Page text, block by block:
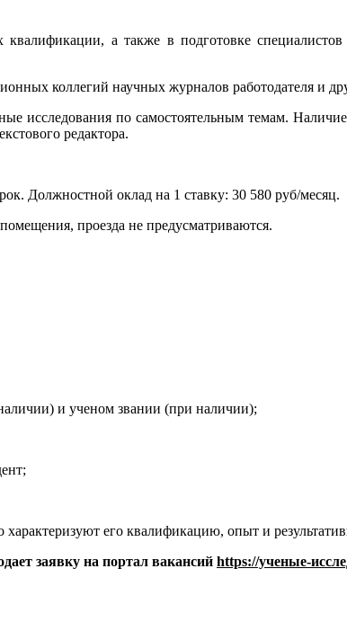
а также в подготовке
коллегий научных журналов работодателя и
исследования по самостоятельным темам.
редактора.
Должностной оклад на 1 ставку: 30 580 руб/месяц.
проезда не предусматриваются.
и ученом звании (при наличии);
его квалификацию, опыт и
заявку на портал вакансий https://ученые-